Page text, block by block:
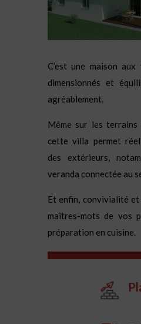
C’est une maison
dimensionnés et
agréablement.
Même sur les terrains
cette villa permet
des extérieurs,
veranda connectée au
Et enfin, convivialité
maîtres-mots de vos
préparation en cuisine.